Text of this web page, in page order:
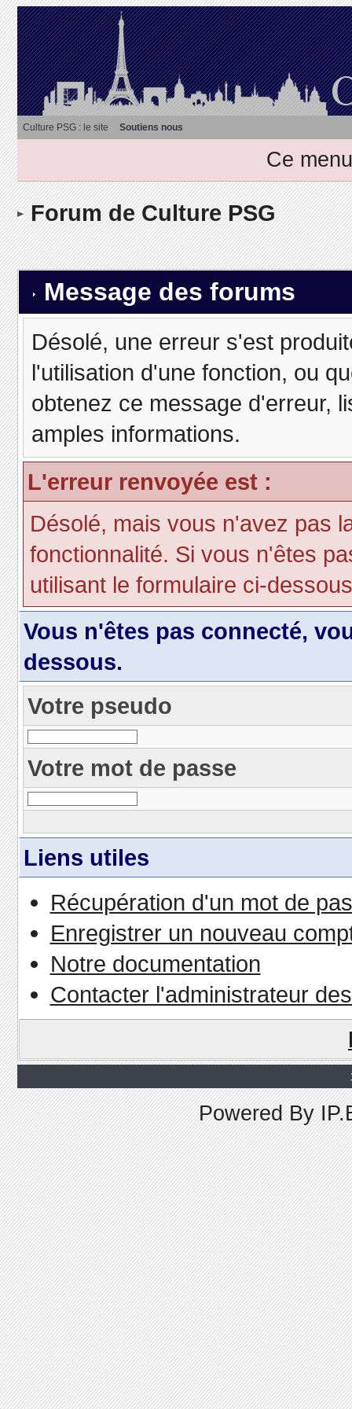
Culture PSG : le site Soutiens nous
Ce
Forum de Culture PSG
Message des forums
Désolé, une erreur s'est
l'utilisation d'une fonction, ou
obtenez ce message d'erreur,
amples informations.
L'erreur renvoyée est :
Désolé, mais vous n'avez pas
fonctionnalité. Si vous n'êtes
utilisant le formulaire ci-
Vous n'êtes pas connecté,
dessous.
Votre pseudo
Votre mot de passe
Liens utiles
Récupération d'un mot de
Enregistrer un nouveau
Notre documentation
Contacter l'administrateur
Powered By